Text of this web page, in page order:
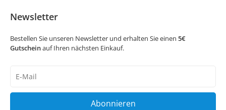
Newsletter
Bestellen Sie unseren Newsletter und erhalten Sie einen 5€
Gutscheinauf Ihren nächsten Einkauf.
Honig
Abonnieren